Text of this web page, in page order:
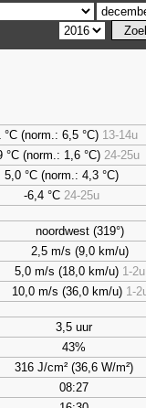
°C (norm.: 6,5 °C) 13-14u
°C (norm.: 1,6 °C) 24-25u
5,0°C (norm.: 4,3 °C)
-6,4 °C 24-25u
noordwest (319°)
2,5 m/s (9,0 km/u)
5,0 m/s (18,0 km/u) 1-2u
10,0 m/s (36,0 km/u) 1-
3,5 uur
43%
316 J/cm² (36,6 W/m²)
08:27